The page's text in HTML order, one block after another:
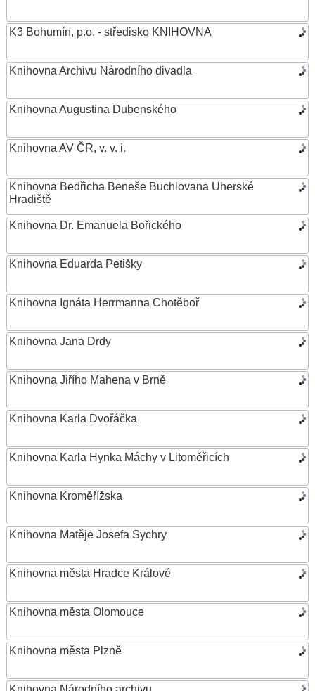
K3 Bohumín, p.o. - středisko KNIHOVNA
Knihovna Archivu Národního divadla
Knihovna Augustina Dubenského
Knihovna AV ČR, v. v. i.
Knihovna Bedřicha Beneše Buchlovana Uherské
Hradiště
Knihovna Dr. Emanuela Bořického
Knihovna Eduarda Petišky
Knihovna Ignáta Herrmanna Chotěboř
Knihovna Jana Drdy
Knihovna Jiřího Mahena v Brně
Knihovna Karla Dvořáčka
Knihovna Karla Hynka Máchy v Litoměřicích
Knihovna Kroměřížska
Knihovna Matěje Josefa Sychry
Knihovna města Hradce Králové
Knihovna města Olomouce
Knihovna města Plzně